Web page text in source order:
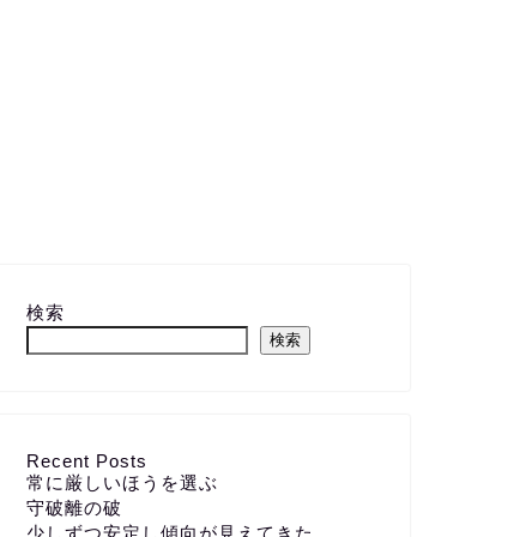
検索
検索
Recent Posts
常に厳しいほうを選ぶ
守破離の破
少しずつ安定し傾向が見えてきた